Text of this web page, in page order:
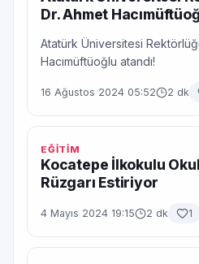
Dr. Ahmet
Atatürk Üniversitesi
Hacımüftüoğlu atandı!
16 Ağustos 2024 05:52 2 dk
EĞİTİM
Kocatepe İlkokulu
Rüzgarı Estiriyor
4 Mayıs 2024 19:15 2 dk 1